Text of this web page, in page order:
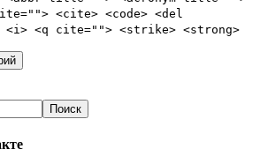
<cite> <code> <del
<i> <q cite=""> <strike> <strong>